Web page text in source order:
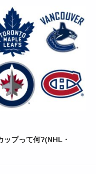
ップって何?(NHL・